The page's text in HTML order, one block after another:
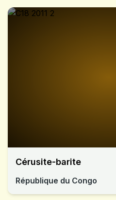
Cérusite-barite
République du Congo